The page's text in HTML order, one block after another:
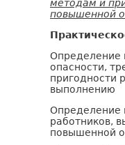
методам и
повышенной
Определение
опасности,
пригодности
выполнению
Определение
работников,
повышенной